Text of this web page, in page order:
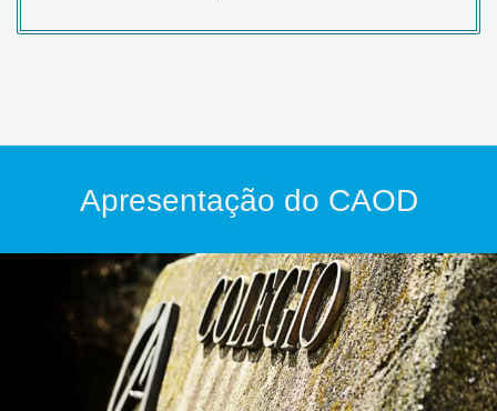
Apresentação do CAOD